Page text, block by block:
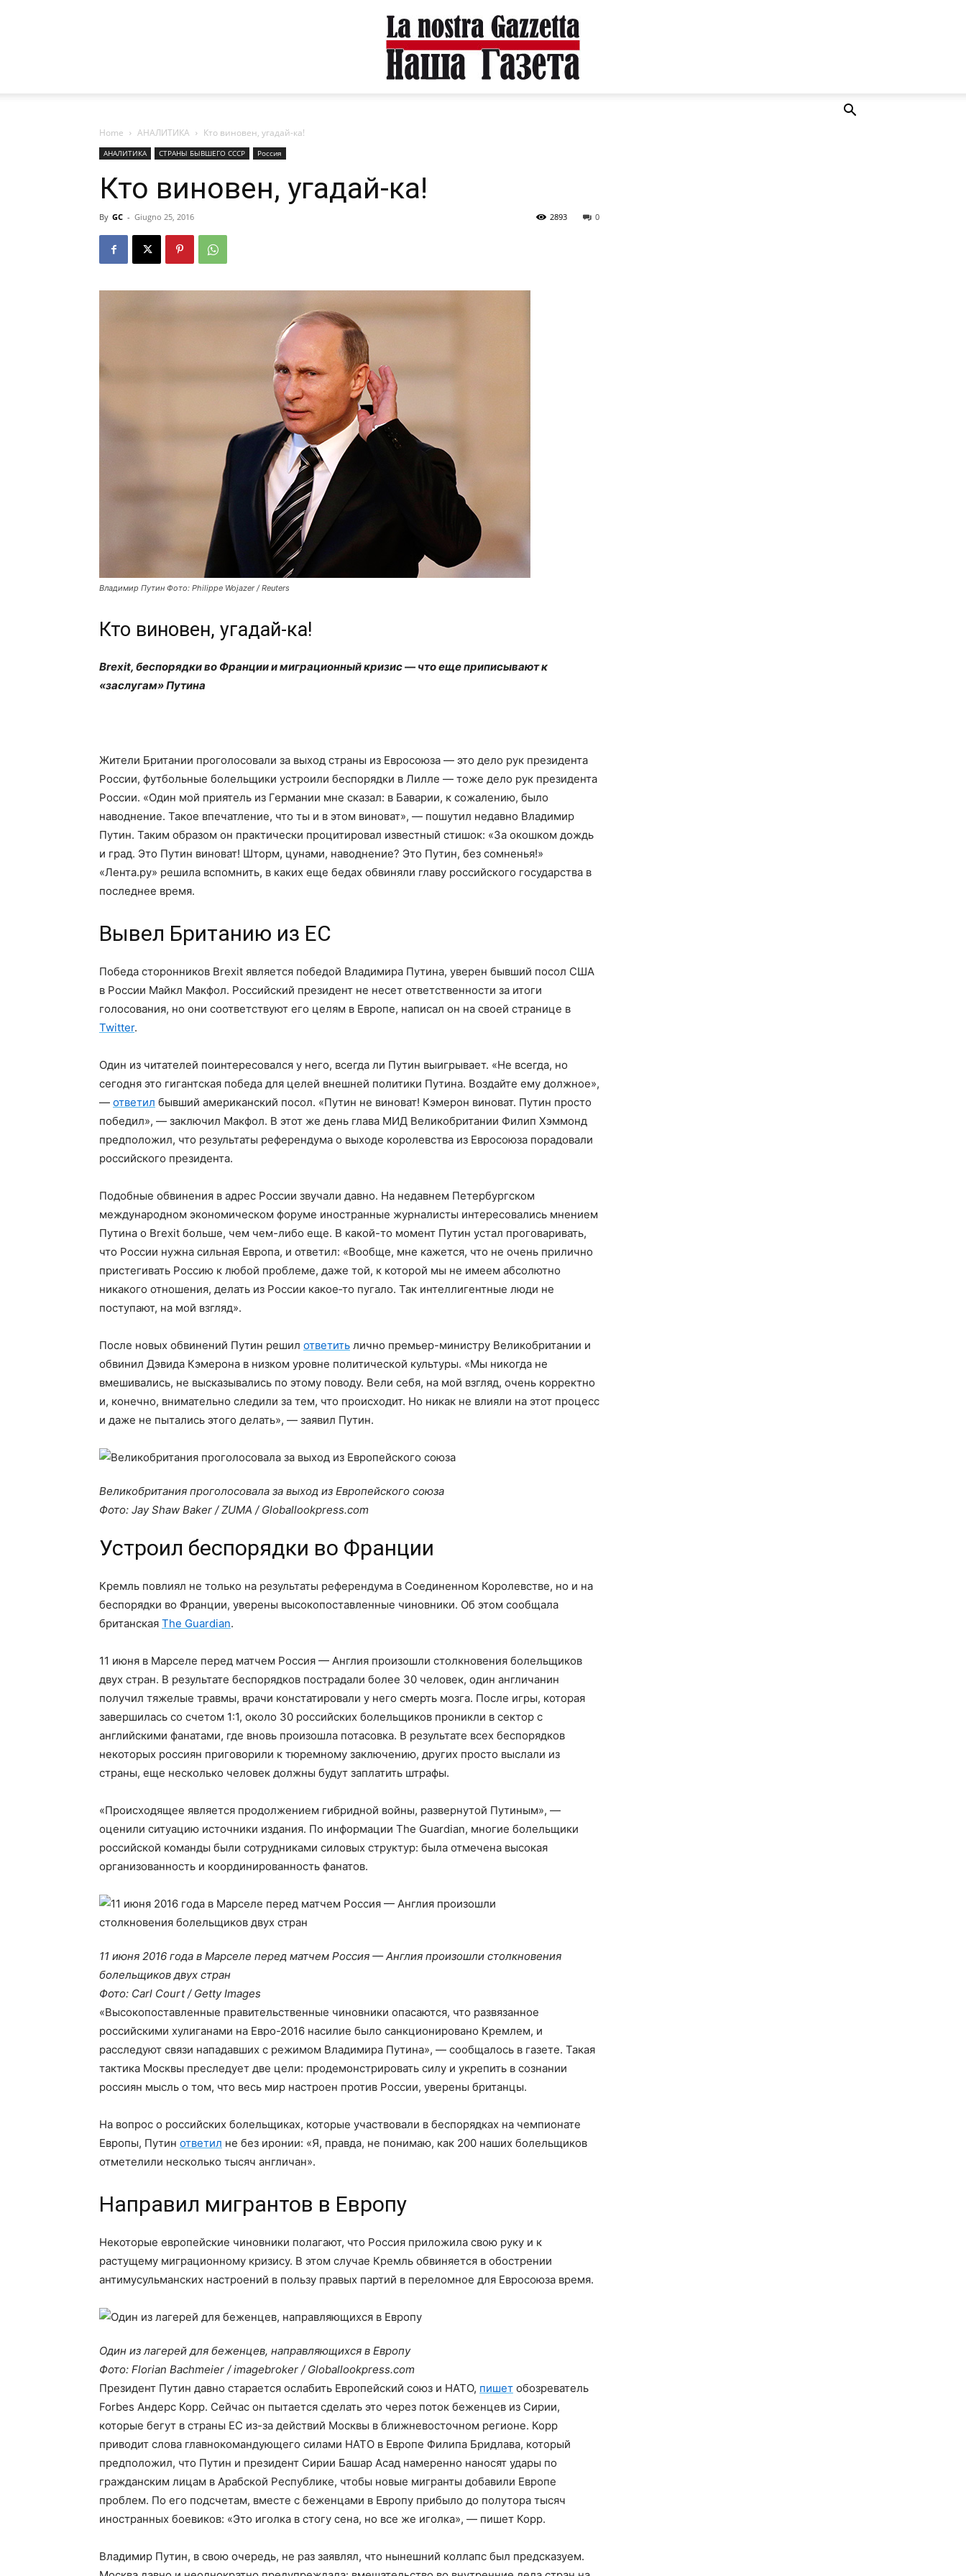
Home АНАЛИТИКА Кто виновен, угадай-ка!
АНАЛИТИКА СТРАНЫ БЫВШЕГО СССР Россия
Кто виновен, угадай-ка!
By GC - Giugno 25, 2016 0
2893
Владимир Путин Фото: Philippe Wojazer / Reuters
Кто виновен, угадай-ка!
Brexit, беспорядки во Франции и миграционный кризис — что еще приписывают к
«заслугам» Путина
Жители Британии проголосовали за выход страны из Евросоюза — это дело рук президента
России, футбольные болельщики устроили беспорядки в Лилле — тоже дело рук президента
России. «Один мой приятель из Германии мне сказал: в Баварии, к сожалению, было
наводнение. Такое впечатление, что ты и в этом виноват», — пошутил недавно Владимир
Путин. Таким образом он практически процитировал известный стишок: «За окошком дождь
и град. Это Путин виноват! Шторм, цунами, наводнение? Это Путин, без сомненья!»
«Лента.ру» решила вспомнить, в каких еще бедах обвиняли главу российского государства в
последнее время.
Вывел Британию из ЕС
Победа сторонников Brexit является победой Владимира Путина, уверен бывший посол США
в России Майкл Макфол. Российский президент не несет ответственности за итоги
голосования, но они соответствуют его целям в Европе, написал он на своей странице в
Twitter.
Один из читателей поинтересовался у него, всегда ли Путин выигрывает. «Не всегда, но
сегодня это гигантская победа для целей внешней политики Путина. Воздайте ему должное»,
— ответил бывший американский посол. «Путин не виноват! Кэмерон виноват. Путин просто
победил», — заключил Макфол. В этот же день глава МИД Великобритании Филип Хэммонд
предположил, что результаты референдума о выходе королевства из Евросоюза порадовали
российского президента.
Подобные обвинения в адрес России звучали давно. На недавнем Петербургском
международном экономическом форуме иностранные журналисты интересовались мнением
Путина о Brexit больше, чем чем-либо еще. В какой-то момент Путин устал проговаривать,
что России нужна сильная Европа, и ответил: «Вообще, мне кажется, что не очень прилично
пристегивать Россию к любой проблеме, даже той, к которой мы не имеем абсолютно
никакого отношения, делать из России какое‑то пугало. Так интеллигентные люди не
поступают, на мой взгляд».
После новых обвинений Путин решил ответить лично премьер-министру Великобритании и
обвинил Дэвида Кэмерона в низком уровне политической культуры. «Мы никогда не
вмешивались, не высказывались по этому поводу. Вели себя, на мой взгляд, очень корректно
и, конечно, внимательно следили за тем, что происходит. Но никак не влияли на этот процесс
и даже не пытались этого делать», — заявил Путин.
Великобритания проголосовала за выход из Европейского союза
Фото: Jay Shaw Baker / ZUMA / Globallookpress.com
Устроил беспорядки во Франции
Кремль повлиял не только на результаты референдума в Соединенном Королевстве, но и на
беспорядки во Франции, уверены высокопоставленные чиновники. Об этом сообщала
британская The Guardian.
11 июня в Марселе перед матчем Россия — Англия произошли столкновения болельщиков
двух стран. В результате беспорядков пострадали более 30 человек, один англичанин
получил тяжелые травмы, врачи констатировали у него смерть мозга. После игры, которая
завершилась со счетом 1:1, около 30 российских болельщиков проникли в сектор с
английскими фанатами, где вновь произошла потасовка. В результате всех беспорядков
некоторых россиян приговорили к тюремному заключению, других просто выслали из
страны, еще несколько человек должны будут заплатить штрафы.
«Происходящее является продолжением гибридной войны, развернутой Путиным», —
оценили ситуацию источники издания. По информации The Guardian, многие болельщики
российской команды были сотрудниками силовых структур: была отмечена высокая
организованность и координированность фанатов.
11 июня 2016 года в Марселе перед матчем Россия — Англия произошли столкновения
болельщиков двух стран
Фото: Carl Court / Getty Images
«Высокопоставленные правительственные чиновники опасаются, что развязанное
российскими хулиганами на Евро-2016 насилие было санкционировано Кремлем, и
расследуют связи нападавших с режимом Владимира Путина», — сообщалось в газете. Такая
тактика Москвы преследует две цели: продемонстрировать силу и укрепить в сознании
россиян мысль о том, что весь мир настроен против России, уверены британцы.
На вопрос о российских болельщиках, которые участвовали в беспорядках на чемпионате
Европы, Путин ответил не без иронии: «Я, правда, не понимаю, как 200 наших болельщиков
отметелили несколько тысяч англичан».
Направил мигрантов в Европу
Некоторые европейские чиновники полагают, что Россия приложила свою руку и к
растущему миграционному кризису. В этом случае Кремль обвиняется в обострении
антимусульманских настроений в пользу правых партий в переломное для Евросоюза время.
Один из лагерей для беженцев, направляющихся в Европу
Фото: Florian Bachmeier / imagebroker / Globallookpress.com
Президент Путин давно старается ослабить Европейский союз и НАТО, пишет обозреватель
Forbes Андерс Корр. Сейчас он пытается сделать это через поток беженцев из Сирии,
которые бегут в страны ЕС из-за действий Москвы в ближневосточном регионе. Корр
приводит слова главнокомандующего силами НАТО в Европе Филипа Бридлава, который
предположил, что Путин и президент Сирии Башар Асад намеренно наносят удары по
гражданским лицам в Арабской Республике, чтобы новые мигранты добавили Европе
проблем. По его подсчетам, вместе с беженцами в Европу прибыло до полутора тысяч
иностранных боевиков: «Это иголка в стогу сена, но все же иголка», — пишет Корр.
Владимир Путин, в свою очередь, не раз заявлял, что нынешний коллапс был предсказуем.